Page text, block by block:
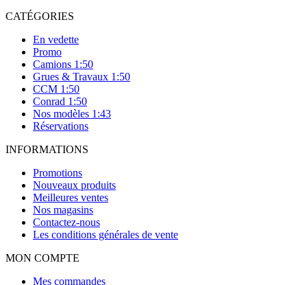
CATÉGORIES
En vedette
Promo
Camions 1:50
Grues & Travaux 1:50
CCM 1:50
Conrad 1:50
Nos modèles 1:43
Réservations
INFORMATIONS
Promotions
Nouveaux produits
Meilleures ventes
Nos magasins
Contactez-nous
Les conditions générales de vente
MON COMPTE
Mes commandes